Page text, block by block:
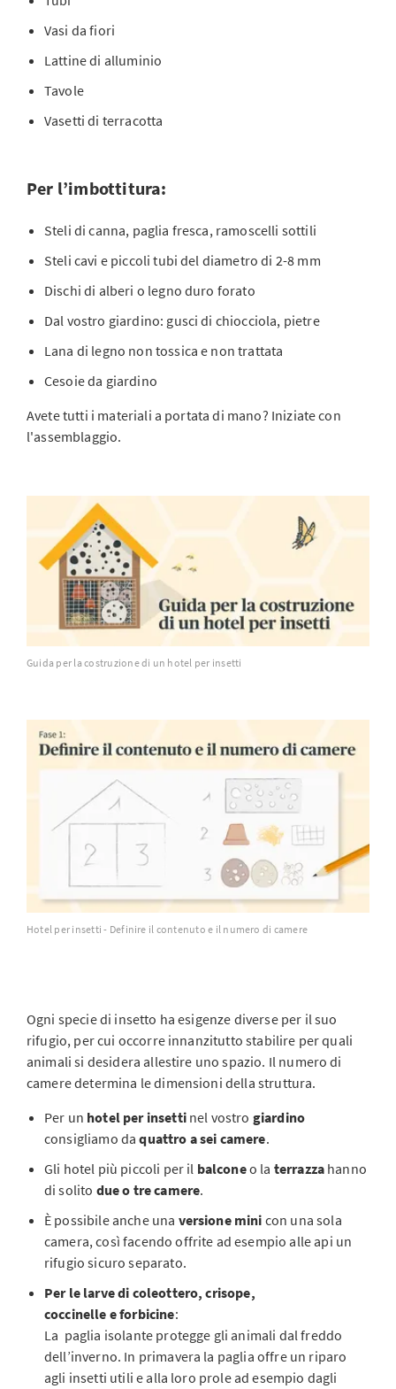
Vasi da fiori
Lattine di alluminio
Tavole
Vasetti di terracotta
Per l’imbottitura:
Steli di canna, paglia fresca, ramoscelli sottili
Steli cavi e piccoli tubi del diametro di 2-8 mm
Dischi di alberi o legno duro forato
Dal vostro giardino: gusci di chiocciola, pietre
Lana di legno non tossica e non trattata
Cesoie da giardino
Avete tutti i materiali a portata di mano? Iniziate con
l'assemblaggio.
Guida per la costruzione di un hotel per insetti
Hotel per insetti - Definire il contenuto e il numero di camere
Ogni specie di insetto ha esigenze diverse per il suo
rifugio, per cui occorre innanzitutto stabilire per quali
animali si desidera allestire uno spazio. Il numero di
camere determina le dimensioni della struttura.
Per un hotel per insetti nel vostro giardino
consigliamo daquattro a sei camere.
Gli hotel più piccoli per il balconeo la terrazza hanno
di solito due o tre camere.
È possibile anche una versione mini con una sola
camera, così facendo offrite ad esempio alle api un
rifugio sicuro separato.
Per le larve di coleottero, crisope,
coccinelle e forbicine:
La paglia isolante protegge gli animali dal freddo
dell’inverno. In primavera la paglia offre un riparo
agli insetti utili e alla loro prole ad esempio dagli